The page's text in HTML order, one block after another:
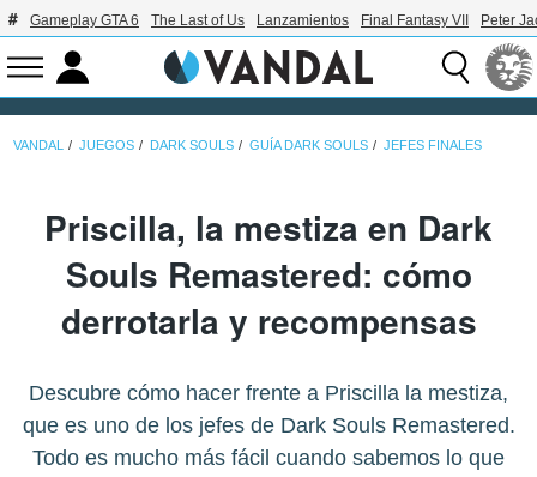
Gameplay GTA 6 The Last of Us Lanzamientos Final Fantasy VII Peter
VANDAL JUEGOS DARK SOULS GUÍA DARK SOULS JEFES FINALES
Priscilla, la mestiza en Dark
Souls Remastered: cómo
derrotarla y recompensas
Descubre cómo hacer frente a Priscilla la mestiza,
que es uno de los jefes de Dark Souls Remastered.
Todo es mucho más fácil cuando sabemos lo que